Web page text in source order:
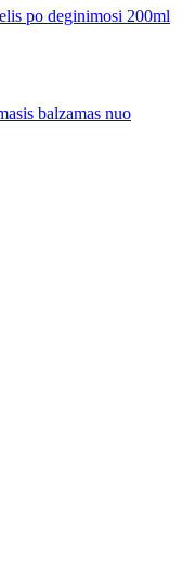
po deginimosi 200ml
balzamas nuo